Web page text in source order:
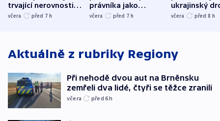
trvající nerovnosti i
společenskou
včera před 7 h
právníka jako
ministra
včera před 7 h
ukrajinský
explodoval
včera před 8 h
Aktuálně z rubriky Regiony
Při nehodě dvou aut na Brněnsku
zemřeli dva lidé, čtyři se těžce zranili
včera před 6h